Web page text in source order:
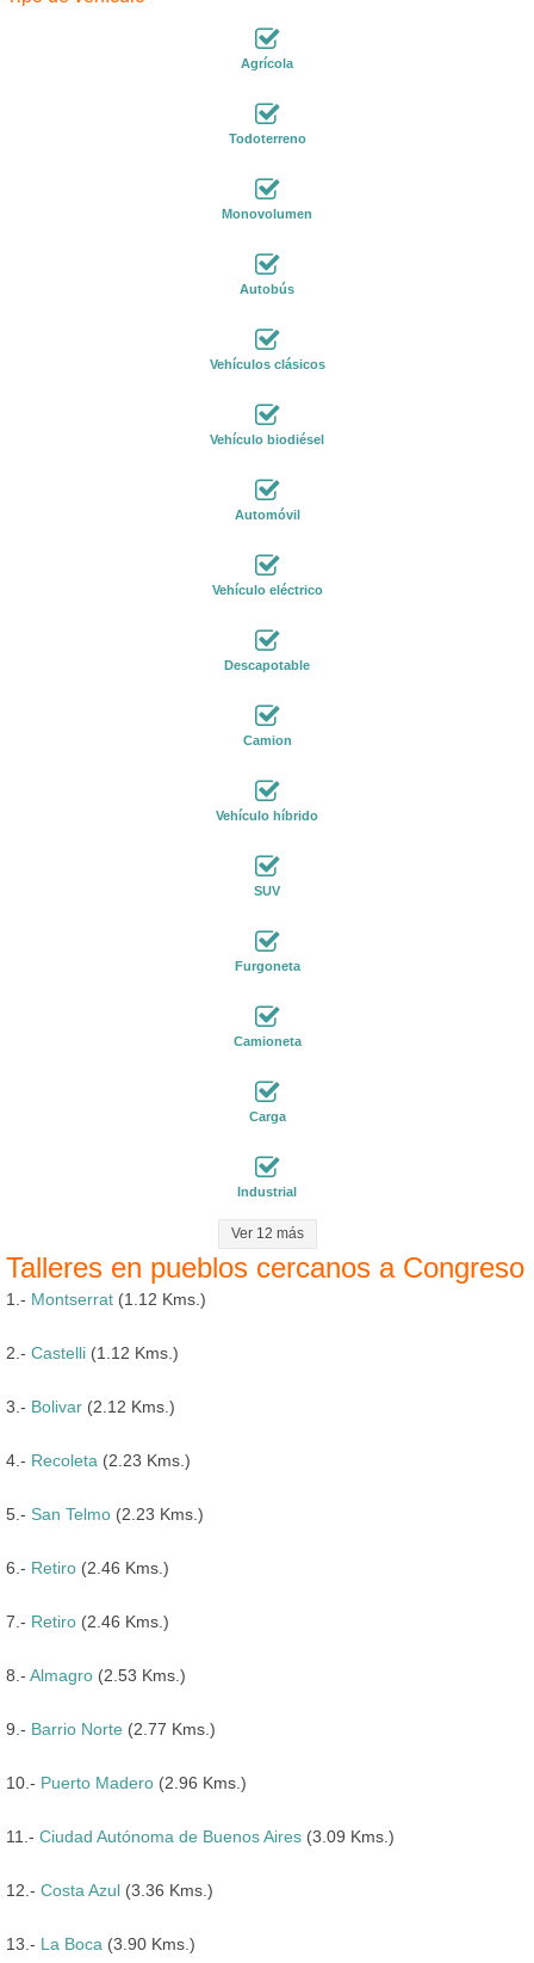
Agrícola
Todoterreno
Monovolumen
Autobús
Vehículos clásicos
Vehículo biodiésel
Automóvil
Vehículo eléctrico
Descapotable
Camion
Vehículo híbrido
SUV
Furgoneta
Camioneta
Carga
Industrial
Ver 12 más
Talleres en pueblos cercanos a Congreso
1.- Montserrat (1.12 Kms.)
2.- Castelli (1.12 Kms.)
3.- Bolivar (2.12 Kms.)
4.- Recoleta (2.23 Kms.)
5.- San Telmo (2.23 Kms.)
6.- Retiro (2.46 Kms.)
7.- Retiro (2.46 Kms.)
8.- Almagro (2.53 Kms.)
9.- Barrio Norte (2.77 Kms.)
10.- Puerto Madero (2.96 Kms.)
11.- Ciudad Autónoma de Buenos Aires (3.09 Kms.)
12.- Costa Azul (3.36 Kms.)
13.- La Boca (3.90 Kms.)